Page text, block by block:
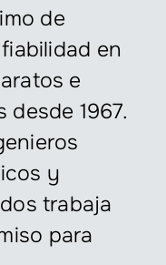
de
en
e
1967.
y
trabaja
para